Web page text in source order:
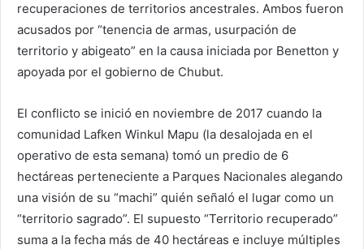
recuperaciones de territorios ancestrales. Ambos fueron
acusados por “tenencia de armas, usurpación de
territorio y abigeato” en la causa iniciada por Benetton y
apoyada por el gobierno de Chubut.
El conflicto se inició en noviembre de 2017 cuando la
comunidad Lafken Winkul Mapu (la desalojada en el
operativo de esta semana) tomó un predio de 6
hectáreas perteneciente a Parques Nacionales alegando
una visión de su “machi” quién señaló el lugar como un
“territorio sagrado”. El supuesto “Territorio recuperado”
suma a la fecha más de 40 hectáreas e incluye múltiples